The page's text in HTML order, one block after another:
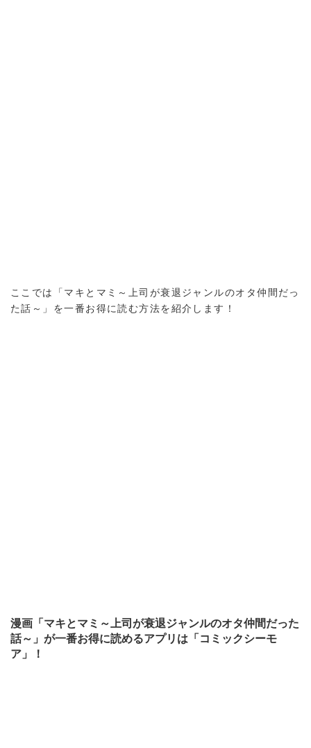
ここでは「マキとマミ～上司が衰退ジャンルのオタ仲間だっ
た話～」を一番お得に読む方法を紹介します！
漫画「マキとマミ～上司が衰退ジャンルのオタ仲間だった
話～」が一番お得に読めるアプリは「コミックシーモ
ア」！